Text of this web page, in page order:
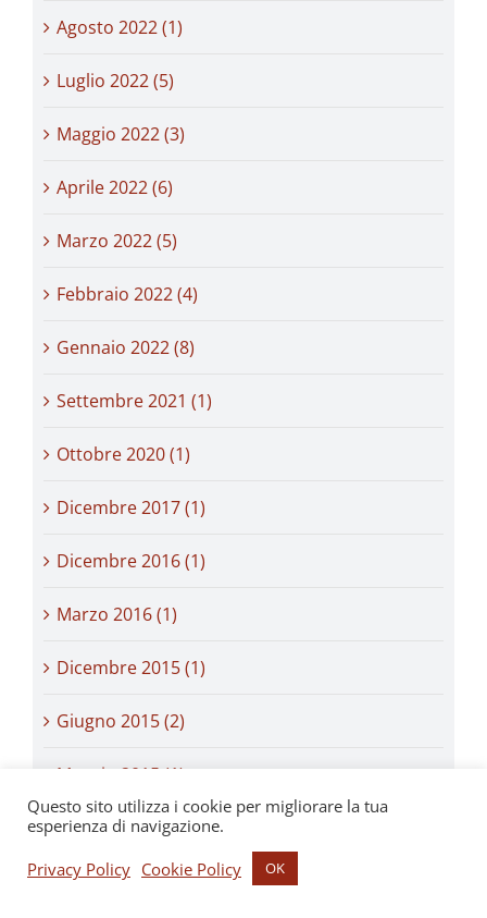
Agosto 2022 (1)
Luglio 2022 (5)
Maggio 2022 (3)
Aprile 2022 (6)
Marzo 2022 (5)
Febbraio 2022 (4)
Gennaio 2022 (8)
Settembre 2021 (1)
Ottobre 2020 (1)
Dicembre 2017 (1)
Dicembre 2016 (1)
Marzo 2016 (1)
Dicembre 2015 (1)
Giugno 2015 (2)
Maggio 2015 (1)
Dicembre 2014 (1)
Ottobre 2014 (1)
Questo sito utilizza i cookie per migliorare la tua
esperienza di navigazione.
Privacy Policy Cookie Policy OK